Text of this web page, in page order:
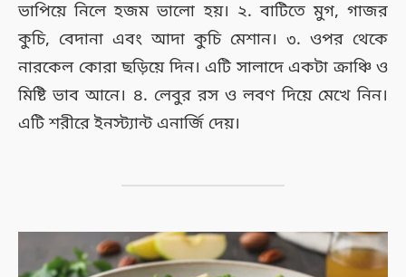
ভাপিয়ে নিলে হজম ভালো হয়। ২. বাটিতে মুগ, গাজর
কুচি, বেদানা এবং আদা কুচি মেশান। ৩. ওপর থেকে
নারকেল কোরা ছড়িয়ে দিন। এটি সালাদে একটা ক্রাঞ্চি ও
মিষ্টি ভাব আনে। ৪. লেবুর রস ও লবণ দিয়ে মেখে নিন।
এটি শরীরে ইনস্ট্যান্ট এনার্জি দেয়।